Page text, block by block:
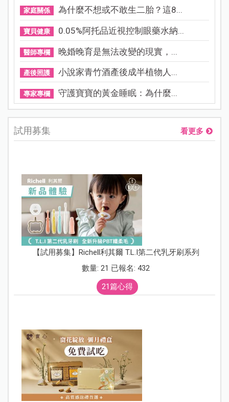
家庭關係 為什麼不想或不敢生二胎？這8...
寶貝健康 0.05%阿托品近視控制眼藥水納...
醫師專欄 晚婚晚育是無法改變的現實，...
產後照護 小說家青竹酒產後成半植物人...
專家專欄 守護寶寶的黃金睡眠：為什麼...
試用募集 看更多
【試用募集】Richell利其爾 T.L.I第二代乳牙刷系列
數量: 21 已報名: 432
21篇心得